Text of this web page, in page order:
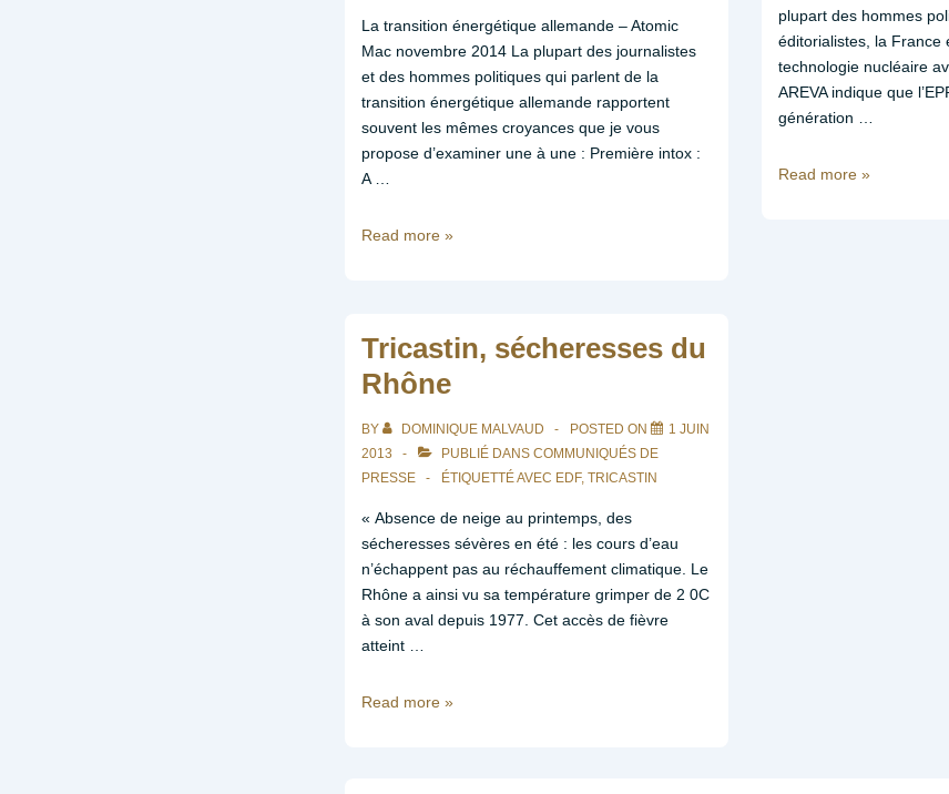
nous
ont
répété
en
boucle
et
La transition énergétique allemande – Atomic
Mac novembre 2014 La plupart des journalistes
et des hommes politiques qui parlent de la
transition énergétique allemande rapportent
souvent les mêmes croyances que je vous
propose d’examiner une à une : Première intox :
A …
La
–
Atomic
Mac
2014
Read more »
plupart des hommes
éditorialistes, la France
technologie nucléaire
AREVA indique que
génération …
Commercialisation
Read more »
Tricastin, sécheresses du
Rhône
BY DOMINIQUE MALVAUD POSTED ON
1 JUIN
2013
PUBLIÉ DANS COMMUNIQUÉS DE
PRESSE
ÉTIQUETTÉ AVEC EDF, TRICASTIN
« Absence de neige au printemps, des
sécheresses sévères en été : les cours d’eau
n’échappent pas au réchauffement climatique. Le
Rhône a ainsi vu sa température grimper de 2 0C
à son aval depuis 1977. Cet accès de fièvre
atteint …
Tricastin,
Read more »